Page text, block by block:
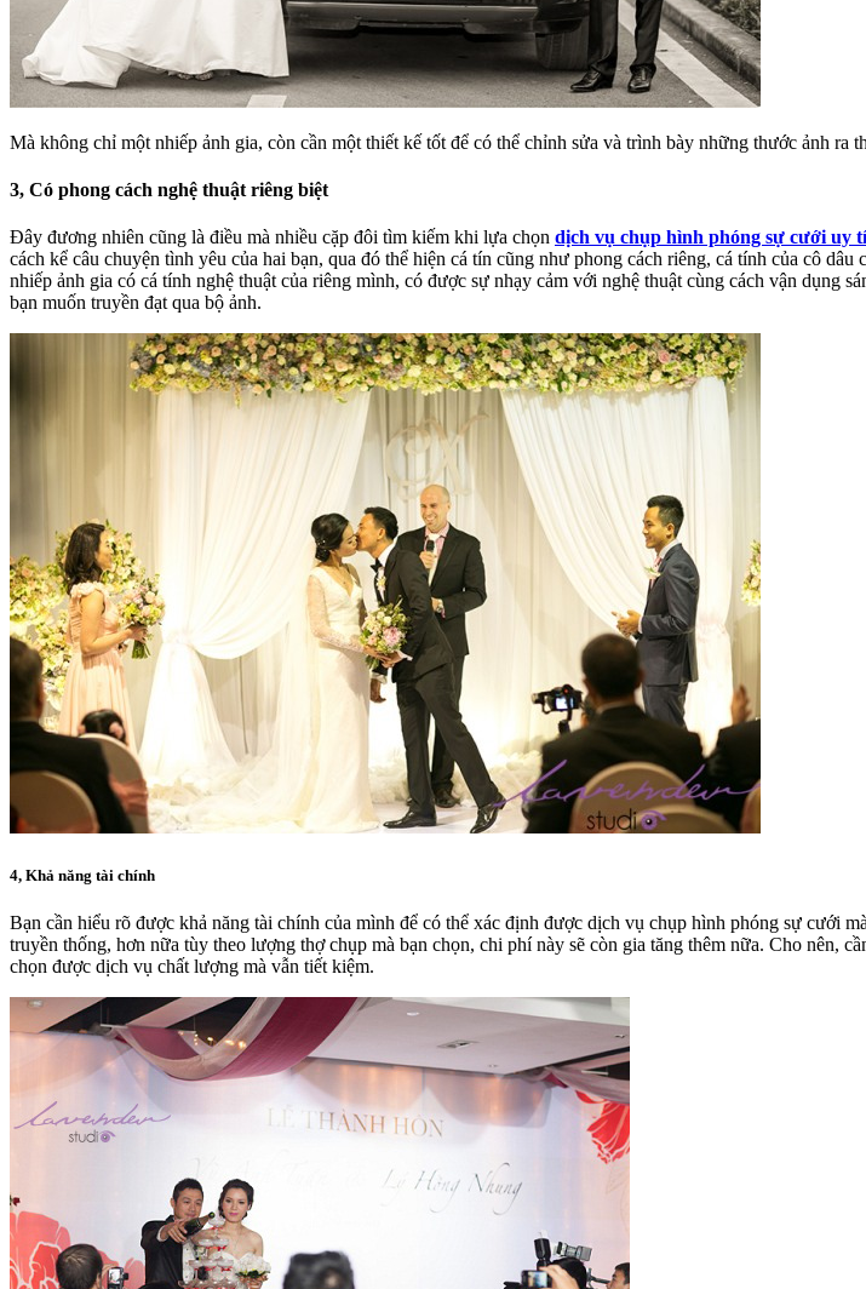
Mà không chỉ một nhiếp ảnh gia, còn cần một thiết kế tốt để có thể chỉnh sửa và trình bày những thước ảnh ra
3, Có phong cách nghệ thuật riêng biệt
Đây đương nhiên cũng là điều mà nhiều cặp đôi tìm kiếm khi lựa chọn dịch vụ chụp hình phóng sự cưới uy
cách kể câu chuyện tình yêu của hai bạn, qua đó thể hiện cá tín cũng như phong cách riêng, cá tính của cô
nhiếp ảnh gia có cá tính nghệ thuật của riêng mình, có được sự nhạy cảm với nghệ thuật cùng cách vận dụng
bạn muốn truyền đạt qua bộ ảnh.
4, Khả năng tài chính
Bạn cần hiểu rõ được khả năng tài chính của mình để có thể xác định được dịch vụ chụp hình phóng sự cưới
truyền thống, hơn nữa tùy theo lượng thợ chụp mà bạn chọn, chi phí này sẽ còn gia tăng thêm nữa. Cho nên,
chọn được dịch vụ chất lượng mà vẫn tiết kiệm.